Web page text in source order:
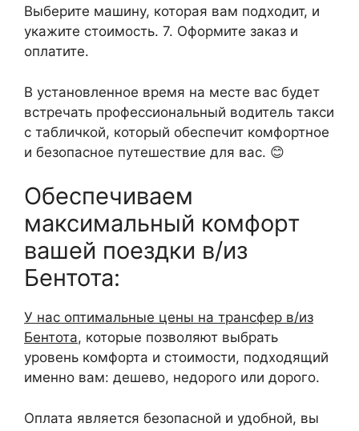
Выберите машину, которая вам подходит, и
укажите стоимость. 7. Оформите заказ и
оплатите.
В установленное время на месте вас будет
встречать профессиональный водитель такси
с табличкой, который обеспечит комфортное
и безопасное путешествие для вас. 😊
Обеспечиваем
максимальный комфорт
вашей поездки в/из
Бентота:
У нас оптимальные цены на трансфер в/из
Бентота, которые позволяют выбрать
уровень комфорта и стоимости, подходящий
именно вам: дешево, недорого или дорого.
Оплата является безопасной и удобной, вы